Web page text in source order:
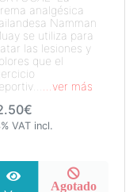
analgésica
Namman
se utiliza para
las lesiones y
que el
...ver más
VAT incl.
Agotado